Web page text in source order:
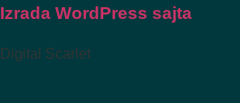
Izrada WordPress sajta
Digital Scarlet